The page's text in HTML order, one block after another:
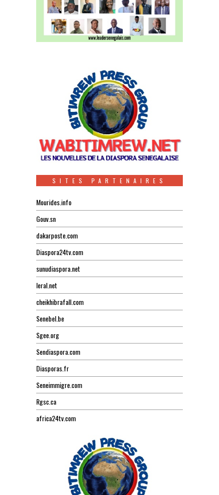
SITES PARTENAIRES
Mourides.info
Gouv.sn
dakarposte.com
Diaspora24tv.com
sunudiaspora.net
leral.net
cheikhibrafall.com
Senebel.be
Sgee.org
Sendiaspora.com
Diasporas.fr
Seneimmigre.com
Rgsc.ca
africa24tv.com